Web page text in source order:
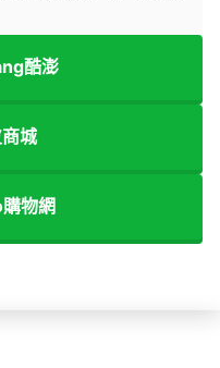
酷澎
城
物網